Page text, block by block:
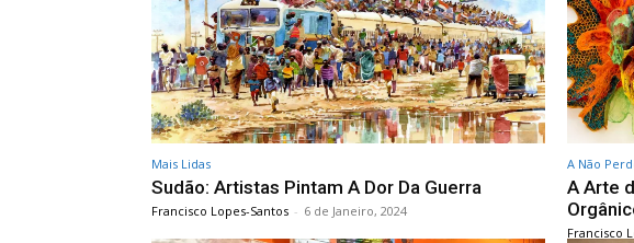
Mais Lidas
Sudão: Artistas Pintam A Dor Da Guerra
Francisco Lopes-Santos - 6 de Janeiro, 2024
A Não
A Arte
Francisco